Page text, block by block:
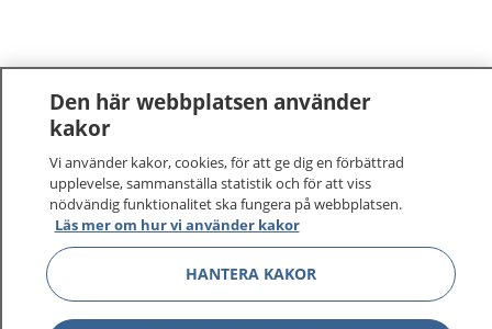
1177 –tryggt om din hälsa och vård
På 1177.se får du råd om hälsa och information om
sjukdomar och vilka mottagningar du kan kontakta.
Logga in för att läsa din journal och göra dina
vårdärenden. Ring telefonnummer 1177 för
sjukvårdsrådgivning dygnet runt.
1177 ger dig råd när du vill må bättre.
Den här webbplatsen använder
kakor
Vi använder kakor, cookies, för att ge dig en förbättrad
upplevelse, sammanställa statistik och för att viss
nödvändig funktionalitet ska fungera på webbplatsen.
Läs mer om hur vi använder kakor
HANTERA KAKOR